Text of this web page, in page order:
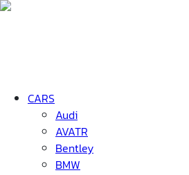
CARS
Audi
AVATR
Bentley
BMW